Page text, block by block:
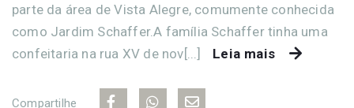
parte da área de Vista Alegre, comumente conhecida
como Jardim Schaffer.A família Schaffer tinha uma
confeitaria na rua XV de nov[...]
Leia mais
Compartilhe